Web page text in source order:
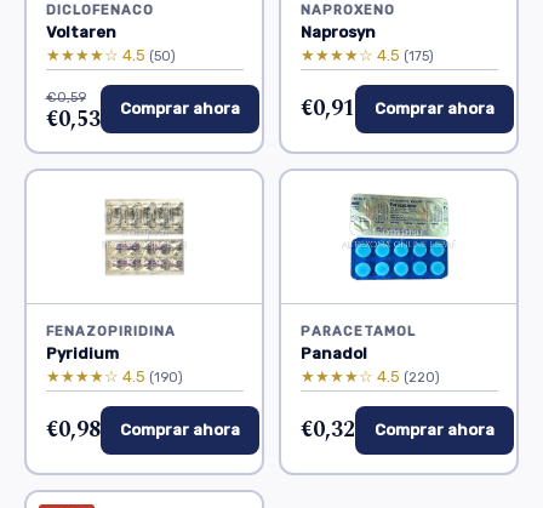
DICLOFENACO
Voltaren
★★★★☆ 4.5 (50)
€0,59
€0,53 Comprar ahora
NAPROXENO
Naprosyn
★★★★☆ 4.5 (175)
€0,91 Comprar ahora
FENAZOPIRIDINA
Pyridium
★★★★☆ 4.5 (190)
€0,98 Comprar ahora
PARACETAMOL
Panadol
★★★★☆ 4.5 (220)
€0,32 Comprar ahora